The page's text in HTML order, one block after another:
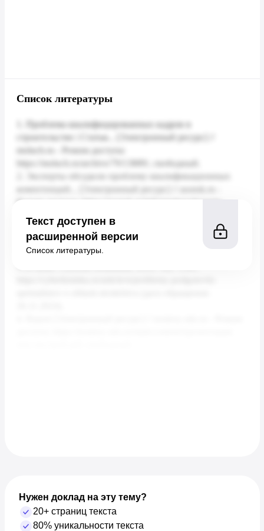
Список литературы
Текст доступен в
расширенной версии
Список литературы.
Нужен доклад на эту тему?
20+ страниц текста
80% уникальности текста